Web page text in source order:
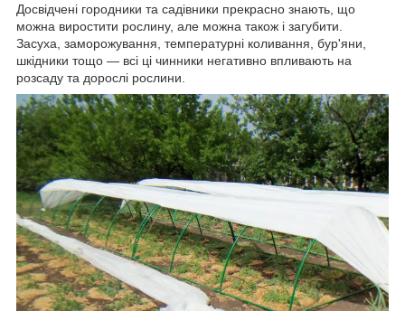
Досвідчені городники та садівники прекрасно знають, що
можна виростити рослину, але можна також і загубити.
Засуха, заморожування, температурні коливання, бур'яни,
шкідники тощо — всі ці чинники негативно впливають на
розсаду та дорослі рослини.